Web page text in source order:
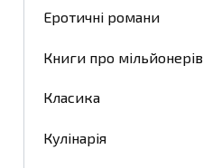
Еротичні романи
Книги про мільйонерів
Класика
Кулінарія